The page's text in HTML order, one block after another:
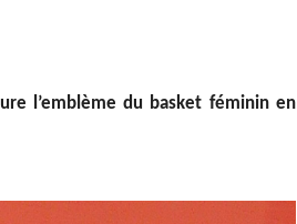
l’emblème du basket féminin en